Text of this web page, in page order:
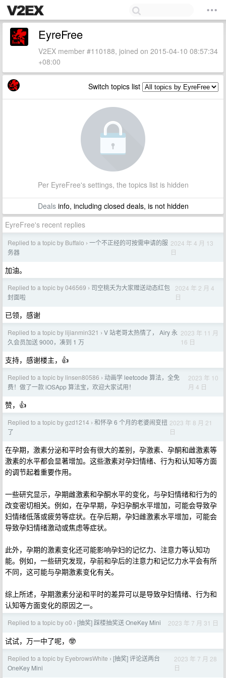
EyreFree
V2EX member #110188, joined on 2015-04-10 08:57:34
+08:00
Switch topics list
Per EyreFree's settings, the topics list is hidden
Dealsinfo, including closed deals, is not hidden
EyreFree's recent replies
Replied to a topic by Buffalo › 一个不正经的可按需申请的服
务器
2024 年 4 月 13
日
加油。
Replied to a topic by 046569 › 司空桃夭为大家赠送动态红包
封面啦
2024 年 2 月 4
日
已领，感谢
Replied to a topic by lijianmin321 › V 站老哥太热情了， Airy 永
久会员加送 9000，凑到 1 万
2023 年 11 月
16 日
支持，感谢楼主，👍
Replied to a topic by linsen80586 › 动画学 leetcode 算法，全免
费！做了一款 iOSApp 算法宝，欢迎大家试用！
2023 年 10
月 4 日
赞，👍
Replied to a topic by gzd1214 › 和怀孕 6 个月的老婆闹变扭
了
2023 年 8 月 21
日
在孕期，激素分泌和平时会有很大的差别，孕激素、孕酮和雌激素等
激素的水平都会显著增加。这些激素对孕妇情绪、行为和认知等方面
的调节起着重要作用。
一些研究显示，孕期雌激素和孕酮水平的变化，与孕妇情绪和行为的
改变密切相关。例如，在孕早期，孕妇孕酮水平增加，可能会导致孕
妇情绪低落或疲劳等症状。在孕后期，孕妇雌激素水平增加，可能会
导致孕妇情绪激动或焦虑等症状。
此外，孕期的激素变化还可能影响孕妇的记忆力、注意力等认知功
能。例如，一些研究发现，孕前和孕后的注意力和记忆力水平会有所
不同，这可能与孕期激素变化有关。
综上所述，孕期激素分泌和平时的差异可以是导致孕妇情绪、行为和
认知等方面变化的原因之一。
Replied to a topic by o0 › [抽奖] 踩楼抽奖送 OneKey Mini 2023 年 7 月 31 日
试试，万一中了呢，🤓
Replied to a topic by EyebrowsWhite › [抽奖] 评论送两台
OneKey Mini
2023 年 7 月 28
日